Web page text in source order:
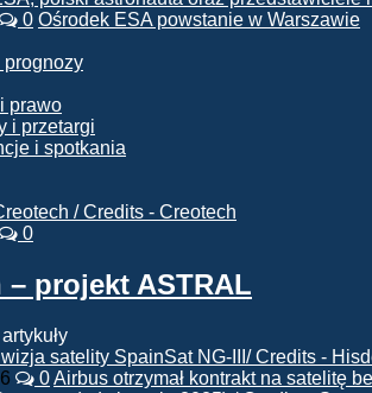
0 Ośrodek ESA powstanie w Warszawie
prawo
i przetargi
i spotkania
0
– projekt ASTRAL
0Airbus otrzymał kontrakt na satelitę